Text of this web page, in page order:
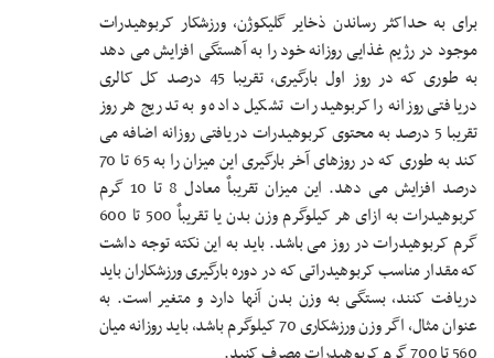
برای به حداکثر رساندن ذخایر گلیکوژن، ورزشکار کربوهیدرات
موجود در رژیم غذایی روزانه خود را به آهستگی افزایش می دهد
به طوری که در روز اول بارگیری، تقریبا 45 درصد کل کالری
دریافتی روزانه را کربوهیدرات تشکیل داده و به تدریج هر روز
تقریبا 5 درصد به محتوی کربوهیدرات دریافتی روزانه اضافه می
کند به طوری که در روزهای آخر بارگیری این میزان را به 65 تا 70
درصد افزایش می دهد. این میزان تقریباٌ معادل 8 تا 10 گرم
کربوهیدرات به ازای هر کیلوگرم وزن بدن یا تقریباٌ 500 تا 600
گرم کربوهیدرات در روز می باشد. باید به این نکته توجه داشت
که مقدار مناسب کربوهیدراتی که در دوره بارگیری ورزشکاران باید
دریافت کنند، بستگی به وزن بدن آنها دارد و متغیر است. به
عنوان مثال، اگر وزن ورزشکاری 70 کیلوگرم باشد، باید روزانه میان